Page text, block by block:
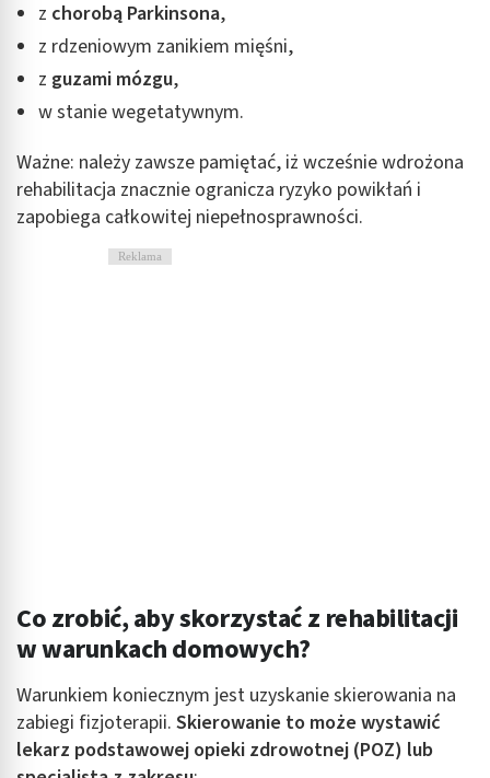
z chorobą Parkinsona,
z rdzeniowym zanikiem mięśni,
z guzami mózgu,
w stanie wegetatywnym.
Ważne: należy zawsze pamiętać, iż wcześnie wdrożona
rehabilitacja znacznie ogranicza ryzyko powikłań i
zapobiega całkowitej niepełnosprawności.
Reklama
Co zrobić, aby skorzystać z rehabilitacji
w warunkach domowych?
Warunkiem koniecznym jest uzyskanie skierowania na
zabiegi fizjoterapii. Skierowanie to może wystawić
lekarz podstawowej opieki zdrowotnej (POZ) lub